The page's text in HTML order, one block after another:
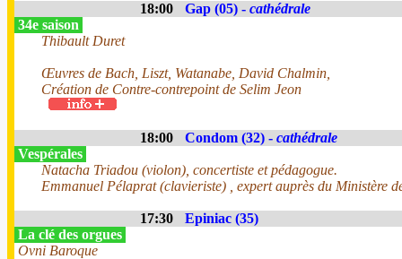
18:00 Gap (05) - cathédrale
34e saison
Thibault Duret
Œuvres de Bach, Liszt, Watanabe, David Chalmin,
Création de Contre-contrepoint de Selim Jeon
18:00 Condom (32) - cathédrale
Vespérales
Natacha Triadou (violon), concertiste et pédagogue.
Emmanuel Pélaprat (clavieriste) , expert auprès du Ministère
17:30
Epiniac (35)
La clé des orgues
Ovni Baroque